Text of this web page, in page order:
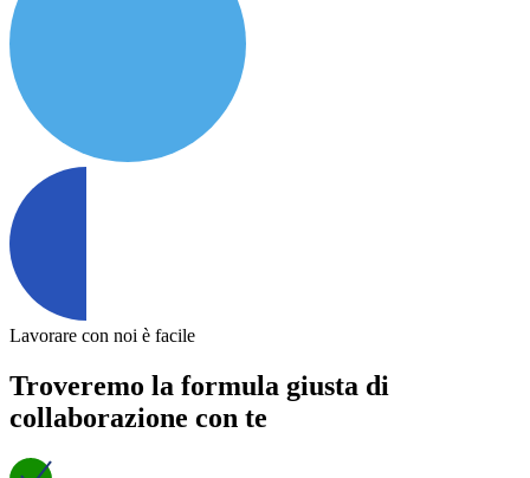
Lavorare con noi è facile
Troveremo la formula giusta di
collaborazione con te